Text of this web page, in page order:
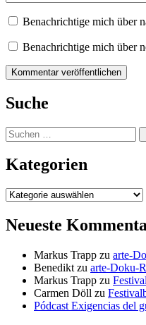
Benachrichtige mich über
Benachrichtige mich über
Suche
Suchen
nach:
Kategorien
Kategorien
Neueste
Markus Trapp zu arte-
Benedikt zu arte-Doku-
Markus Trapp zu
Carmen Döll zu
Pódcast Exigencias del